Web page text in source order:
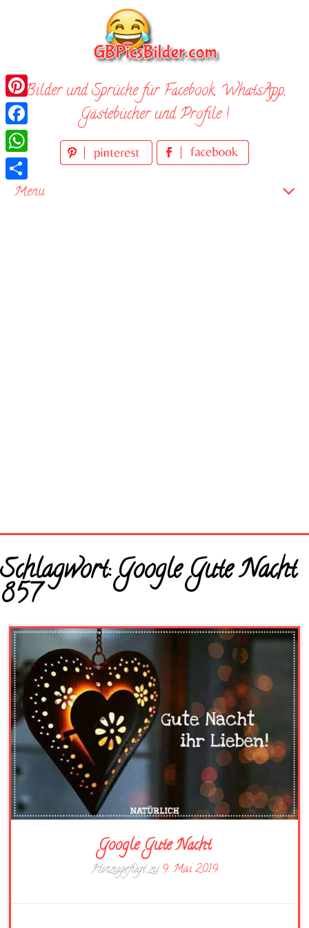
Bilder und Sprüche für Facebook, WhatsApp,
Gästebücher und Profile !
Menu
Startseite
Neue Bilder
Schlagwort:Google Gute Nacht
857
Google Gute Nacht
Hinzugefügt zu9. Mai 2019
Pinterest
Facebook
WhatsApp
Teilen